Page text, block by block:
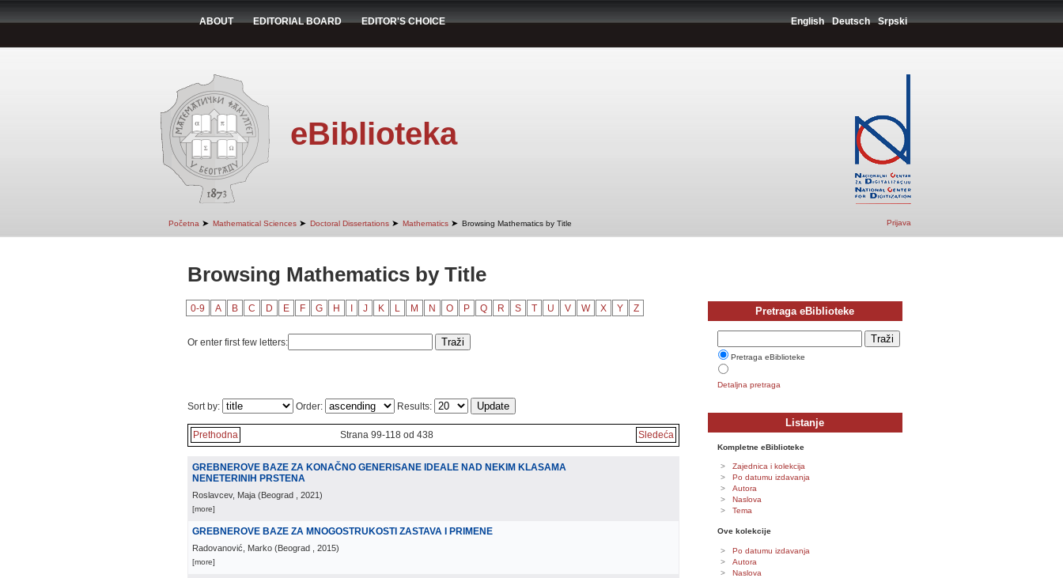
ABOUT EDITORIAL BOARD EDITOR'S CHOICE English Deutsch Srpski
eBiblioteka
Početna ➤ Mathematical Sciences ➤ Doctoral Dissertations ➤ Mathematics ➤ Browsing Mathematics by Title Prijava
Browsing Mathematics by Title
0-9 A B C D E F G H J K L M N O P Q R S T U V W X Y Z
Or enter first few letters:
Sort by: Order: Results:
Prethodna Strana 99-118 od 438 Sledeća
GREBNEROVE BAZE ZA KONAČNO GENERISANE IDEALE NAD NEKIM KLASAMA
NENETERINIH PRSTENA
Roslavcev, Maja (Beograd , 2021)
[more]
GREBNEROVE BAZE ZA MNOGOSTRUKOSTI ZASTAVA I PRIMENE
Radovanović, Marko (Beograd , 2015)
[more]
Pretraga eBiblioteke
Pretraga eBiblioteke
Detaljna pretraga
Listanje
Kompletne eBiblioteke
Zajednica i kolekcija
Po datumu izdavanja
Autora
Naslova
Tema
Ove kolekcije
Po datumu izdavanja
Autora
Naslova